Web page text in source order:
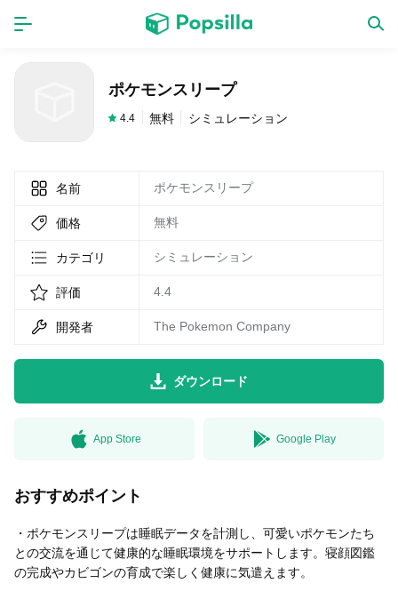
新作
LINE無料スタンプ
無料猫ミーム
ポケモンスリープ
4.4 無料 シミュレーション
名前 ポケモンスリープ
価格 無料
カテゴリ シミュレーション
評価 4.4
開発者 The Pokemon Company
ダウンロード
App Store Google Play
おすすめポイント
・ポケモンスリープは睡眠データを計測し、可愛いポケモンたち
との交流を通じて健康的な睡眠環境をサポートします。寝顔図鑑
の完成やカビゴンの育成で楽しく健康に気遣えます。